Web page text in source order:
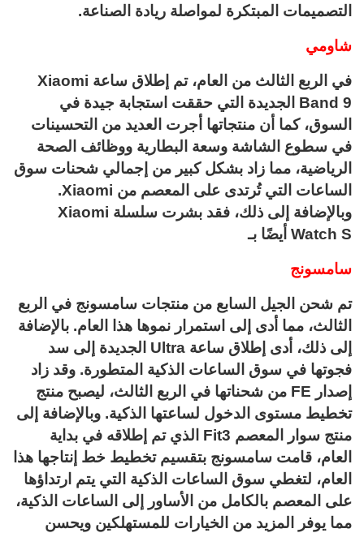
التصميمات المبتكرة لمواصلة ريادة الصناعة.
شاومي
في الربع الثالث من العام، تم إطلاق ساعة Xiaomi
Band 9 الجديدة التي حققت استجابة جيدة في
السوق، كما أن منتجاتها أجرت العديد من التحسينات
في سطوع الشاشة وسعة البطارية ووظائف الصحة
الرياضية، مما زاد بشكل كبير من إجمالي شحنات سوق
الساعات التي تُرتدى على المعصم من Xiaomi.
وبالإضافة إلى ذلك، فقد بشرت سلسلة Xiaomi
Watch S أيضًا بـ
سامسونج
تم شحن الجيل السابع من منتجات سامسونج في الربع
الثالث، مما أدى إلى استمرار نموها هذا العام. بالإضافة
إلى ذلك، أدى إطلاق ساعة Ultra الجديدة إلى سد
فجوتها في سوق الساعات الذكية المتطورة. وقد زاد
إصدار FE من شحناتها في الربع الثالث، ليصبح منتج
تخطيط مستوى الدخول لساعتها الذكية. وبالإضافة إلى
منتج سوار المعصم Fit3 الذي تم إطلاقه في بداية
العام، قامت سامسونج بتقسيم تخطيط خط إنتاجها هذا
العام، لتغطي سوق الساعات الذكية التي يتم ارتداؤها
على المعصم بالكامل من الأساور إلى الساعات الذكية،
مما يوفر المزيد من الخيارات للمستهلكين ويحسن